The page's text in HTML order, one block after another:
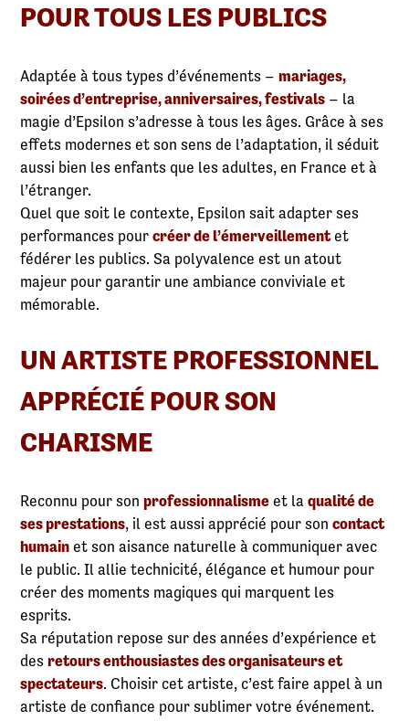
POUR TOUS LES PUBLICS
Adaptée à tous types d’événements –mariages,
soirées d’entreprise, anniversaires, festivals – la
magie d’Epsilon s’adresse à tous les âges. Grâce à ses
effets modernes et son sens de l’adaptation, il séduit
aussi bien les enfants que les adultes, en France et à
l’étranger.
Quel que soit le contexte, Epsilon sait adapter ses
performances pourcréer de l’émerveillementet
fédérer les publics. Sa polyvalence est un atout
majeur pour garantir une ambiance conviviale et
mémorable.
UN ARTISTE PROFESSIONNEL
APPRÉCIÉ POUR SON
CHARISME
Reconnu pour sonprofessionnalisme et laqualité de
ses prestations, il est aussi apprécié pour soncontact
humain et son aisance naturelle à communiquer avec
le public. Il allie technicité, élégance et humour pour
créer des moments magiques qui marquent les
esprits.
Sa réputation repose sur des années d’expérience et
desretours enthousiastes des organisateurs et
spectateurs. Choisir cet artiste, c’est faire appel à un
artiste de confiance pour sublimer votre événement.